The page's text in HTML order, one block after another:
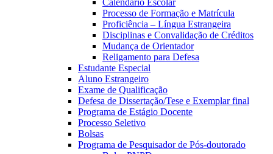
Calendário Escolar
Processo de Formação e Matrícula
Proficiência – Língua Estrangeira
Disciplinas e Convalidação de Créditos
Mudança de Orientador
Religamento para Defesa
Estudante Especial
Aluno Estrangeiro
Exame de Qualificação
Defesa de Dissertação/Tese e Exemplar final
Programa de Estágio Docente
Processo Seletivo
Bolsas
Programa de Pesquisador de Pós-doutorado